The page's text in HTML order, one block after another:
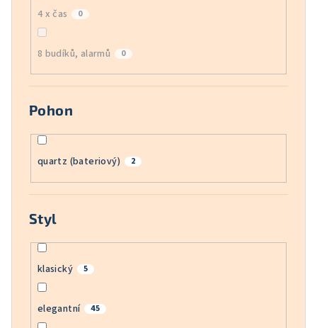
4 x čas 0
8 budíků, alarmů 0
Pohon
quartz (bateriový) 2
Styl
klasický 5
elegantní 45